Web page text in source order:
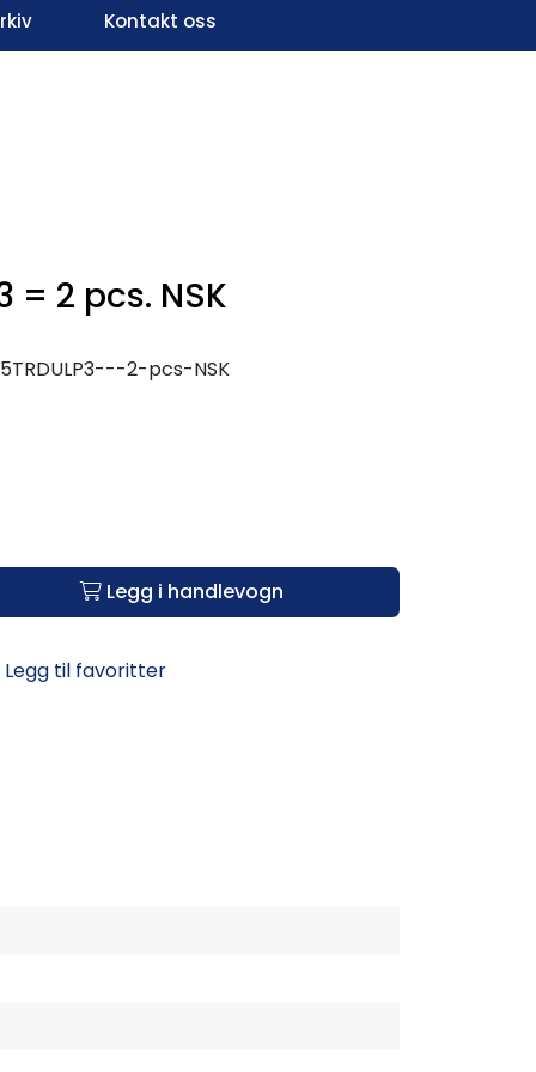
Infosenter
Kontakt oss
= 2 pcs. NSK
2-pcs-NSK
Legg i handlevogn
Legg til favoritter